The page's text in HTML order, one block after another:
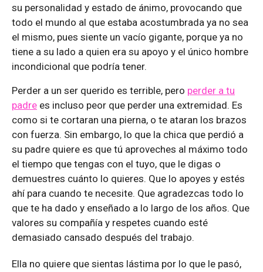
su personalidad y estado de ánimo, provocando que
todo el mundo al que estaba acostumbrada ya no sea
el mismo, pues siente un vacío gigante, porque ya no
tiene a su lado a quien era su apoyo y el único hombre
incondicional que podría tener.
Perder a un ser querido es terrible, pero perder a tu
padre es incluso peor que perder una extremidad. Es
como si te cortaran una pierna, o te ataran los brazos
con fuerza. Sin embargo, lo que la chica que perdió a
su padre quiere es que tú aproveches al máximo todo
el tiempo que tengas con el tuyo, que le digas o
demuestres cuánto lo quieres. Que lo apoyes y estés
ahí para cuando te necesite. Que agradezcas todo lo
que te ha dado y enseñado a lo largo de los años. Que
valores su compañía y respetes cuando esté
demasiado cansado después del trabajo.
Ella no quiere que sientas lástima por lo que le pasó,